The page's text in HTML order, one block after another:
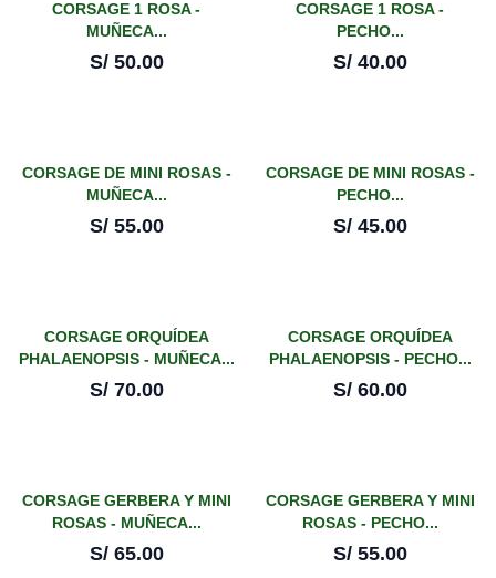
CORSAGE 1 ROSA -
MUÑECA...
S/ 50.00
CORSAGE 1 ROSA -
PECHO...
S/ 40.00
CORSAGE DE MINI ROSAS -
MUÑECA...
S/ 55.00
CORSAGE DE MINI ROSAS -
PECHO...
S/ 45.00
CORSAGE ORQUÍDEA
PHALAENOPSIS - MUÑECA...
S/ 70.00
CORSAGE ORQUÍDEA
PHALAENOPSIS - PECHO...
S/ 60.00
CORSAGE GERBERA Y MINI
ROSAS - MUÑECA...
S/ 65.00
CORSAGE GERBERA Y MINI
ROSAS - PECHO...
S/ 55.00